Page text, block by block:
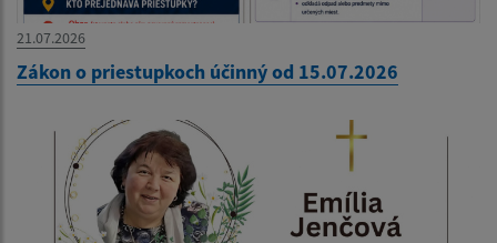
21.07.2026
Zákon o priestupkoch účinný od 15.07.2026